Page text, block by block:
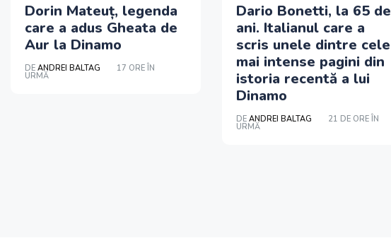
Dorin Mateuț, legenda
care a adus Gheata de
Aur la Dinamo
DE ANDREI BALTAG 17 ORE ÎN
URMĂ
Dario Bonetti, la 65 de
ani. Italianul care a
scris unele dintre cele
mai intense pagini din
istoria recentă a lui
Dinamo
DE ANDREI BALTAG 21 DE ORE ÎN
URMĂ